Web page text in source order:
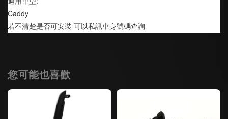
Caddy
若不清楚是否可安裝 可以私訊車身號碼查詢
您可能也喜歡